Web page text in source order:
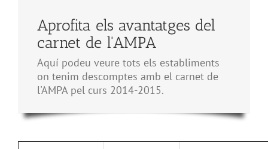
Aprofita els avantatges del
carnet de l'AMPA
Aquí podeu veure tots els establiments
on tenim descomptes amb el carnet de
l'AMPA pel curs 2014-2015.